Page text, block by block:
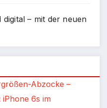
– mit der neuen
Abzocke –
iPhone 6s im